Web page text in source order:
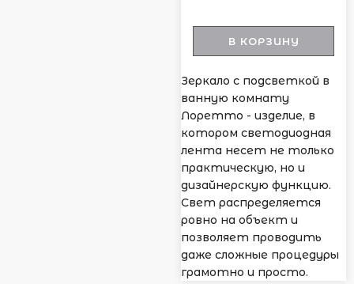
В КОРЗИНУ
Зеркало с подсветкой в
ванную комнату
Лоретто - изделие, в
котором светодиодная
лента несет не только
практическую, но и
дизайнерскую функцию.
Свет распределяется
ровно на объект и
позволяет проводить
даже сложные процедуры
грамотно и просто.